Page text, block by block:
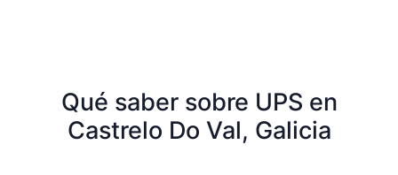
Qué saber sobre UPS en
Castrelo Do Val, Galicia